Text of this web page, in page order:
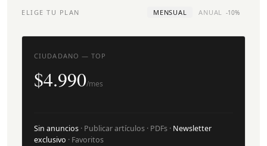
ELIGE TU PLAN MENSUAL ANUAL -10%
CIUDADANO — TOP
$4.990/mes
Sin anuncios · Publicar artículos · PDFs · Newsletter
exclusivo · Favoritos